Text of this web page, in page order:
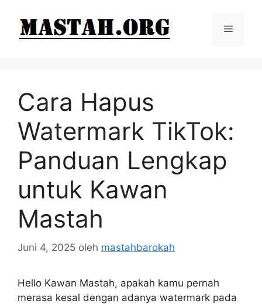
Menu
Cara Hapus
Watermark TikTok:
Panduan Lengkap
untuk Kawan
Mastah
Juni 4, 2025 oleh mastahbarokah
Hello Kawan Mastah, apakah kamu pernah
merasa kesal dengan adanya watermark pada